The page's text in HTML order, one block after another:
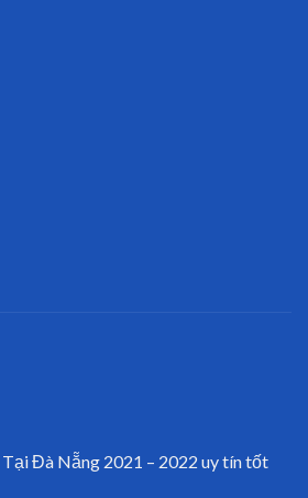
Đà Nẵng 2021 – 2022 uy tín tốt